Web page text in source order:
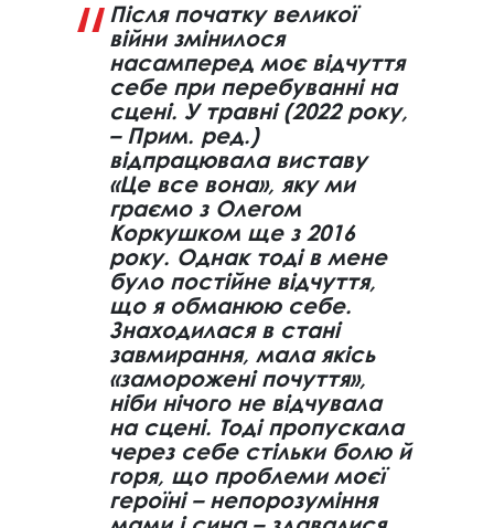
Після початку великої
війни змінилося
насамперед моє відчуття
себе при перебуванні на
сцені. У травні (2022 року,
– Прим. ред.)
відпрацювала виставу
«Це все вона», яку ми
граємо з Олегом
Коркушком ще з 2016
року. Однак тоді в мене
було постійне відчуття,
що я обманюю себе.
Знаходилася в стані
завмирання, мала якісь
«заморожені почуття»,
ніби нічого не відчувала
на сцені. Тоді пропускала
через себе стільки болю й
горя, що проблеми моєї
героїні – непорозуміння